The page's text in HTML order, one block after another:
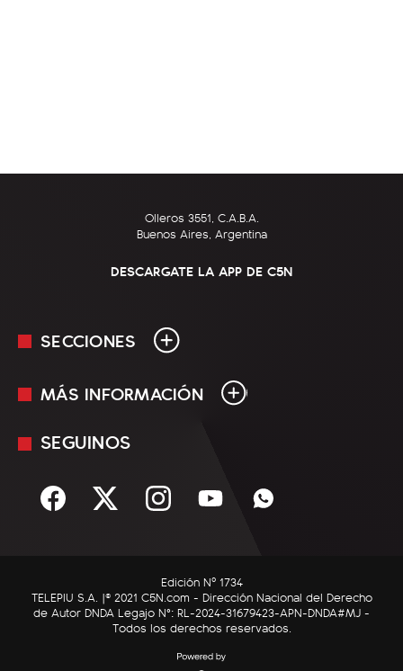
Olleros 3551, C.A.B.A.
Buenos Aires, Argentina
DESCARGATE LA APP DE C5N
SECCIONES
En Vivo
Sociedad
C5N Autos
RatingCero
MÁS INFORMACIÓN
Mediakit
Términos y condiciones
SEGUINOS
Edición Nº 1734
TELEPIU S.A. |© 2021 C5N.com - Dirección Nacional del Derecho
de Autor DNDA Legajo N°: RL-2024-31679423-APN-DNDA#MJ -
Todos los derechos reservados.